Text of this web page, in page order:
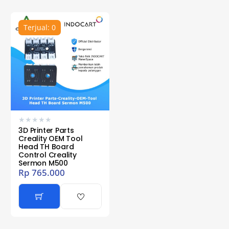
Terjual: 0
★ ★ ★ ★ ★
3D Printer Parts
Creality OEM Tool
Head TH Board
Control Creality
Sermon M500
Rp 765.000